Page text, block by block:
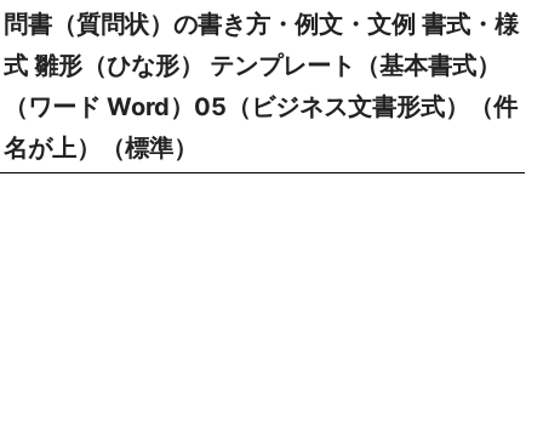
問書（質問状）の書き方・例文・文例 書式・様
式 雛形（ひな形） テンプレート（基本書式）
（ワード Word）05（ビジネス文書形式）（件
名が上）（標準）